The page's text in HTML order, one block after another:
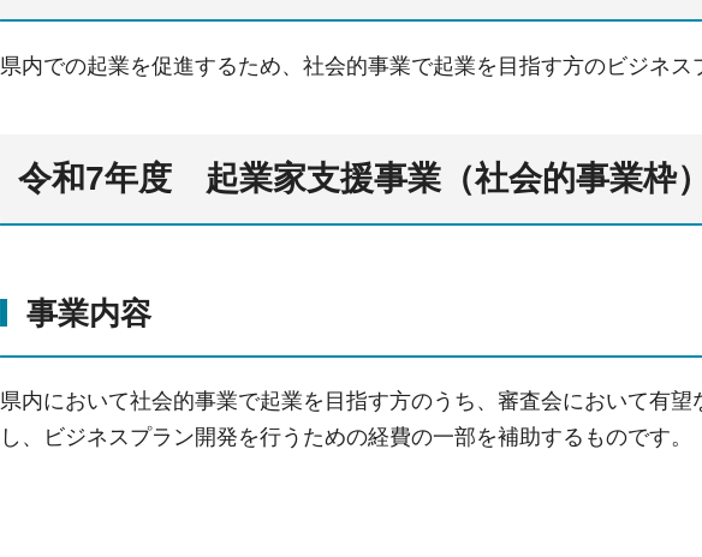
県内での起業を促進するため、社会的事業で起業を目指す方のビジネス
令和7年度 起業家支援事業（社会的事業枠）
事業内容
県内において社会的事業で起業を目指す方のうち、審査会において有
し、ビジネスプラン開発を行うための経費の一部を補助するものです。